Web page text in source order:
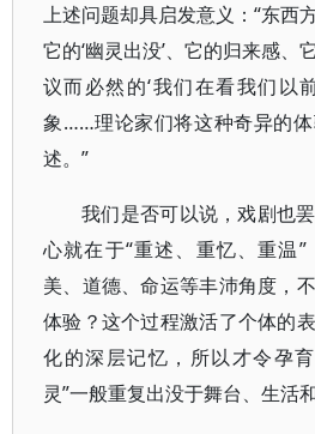
上述问题却具启发意义：“东西
它的‘幽灵出没’、它的归来感、
议而必然的‘我们在看我们以
象……理论家们将这种奇异的
述。”
我们是否可以说，戏剧也
心就在于“重述、重忆、重温
美、道德、命运等丰沛角度，
体验？这个过程激活了个体的
化的深层记忆，所以才令孕
灵”一般重复出没于舞台、生活